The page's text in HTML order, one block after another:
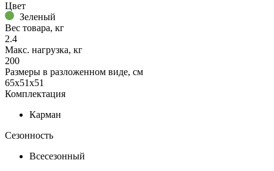
Цвет
Зеленый
Вес товара, кг
2.4
Макс. нагрузка, кг
200
Размеры в разложенном виде, см
65х51х51
Комплектация
Карман
Сезонность
Всесезонный